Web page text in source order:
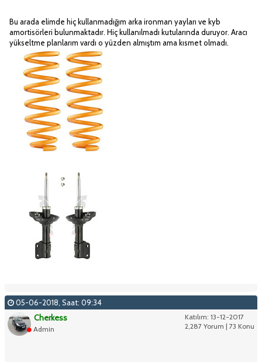
Bu arada elimde hiç kullanmadığım arka ironman yayları ve kyb
amortisörleri bulunmaktadır. Hiç kullanılmadı kutularında duruyor. Aracı
yükseltme planlarım vardı o yüzden almıştım ama kısmet olmadı.
05-06-2018, Saat: 09:34
Katılım: 13-12-2017
2,287 Yorum | 73 Konu
Cherkess
Admin